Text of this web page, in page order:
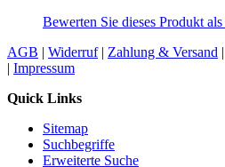
Bewerten Sie dieses Produkt
AGB | Widerruf| Zahlung & Versand |
| Impressum
Quick Links
Sitemap
Suchbegriffe
Erweiterte Suche